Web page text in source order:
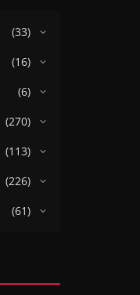
(33)
(16)
(6)
(270)
(113)
(226)
(61)